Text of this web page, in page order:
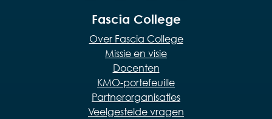
Fascia College
Over Fascia College
Missie en visie
Docenten
KMO-portefeuille
Partnerorganisaties
Veelgestelde vragen